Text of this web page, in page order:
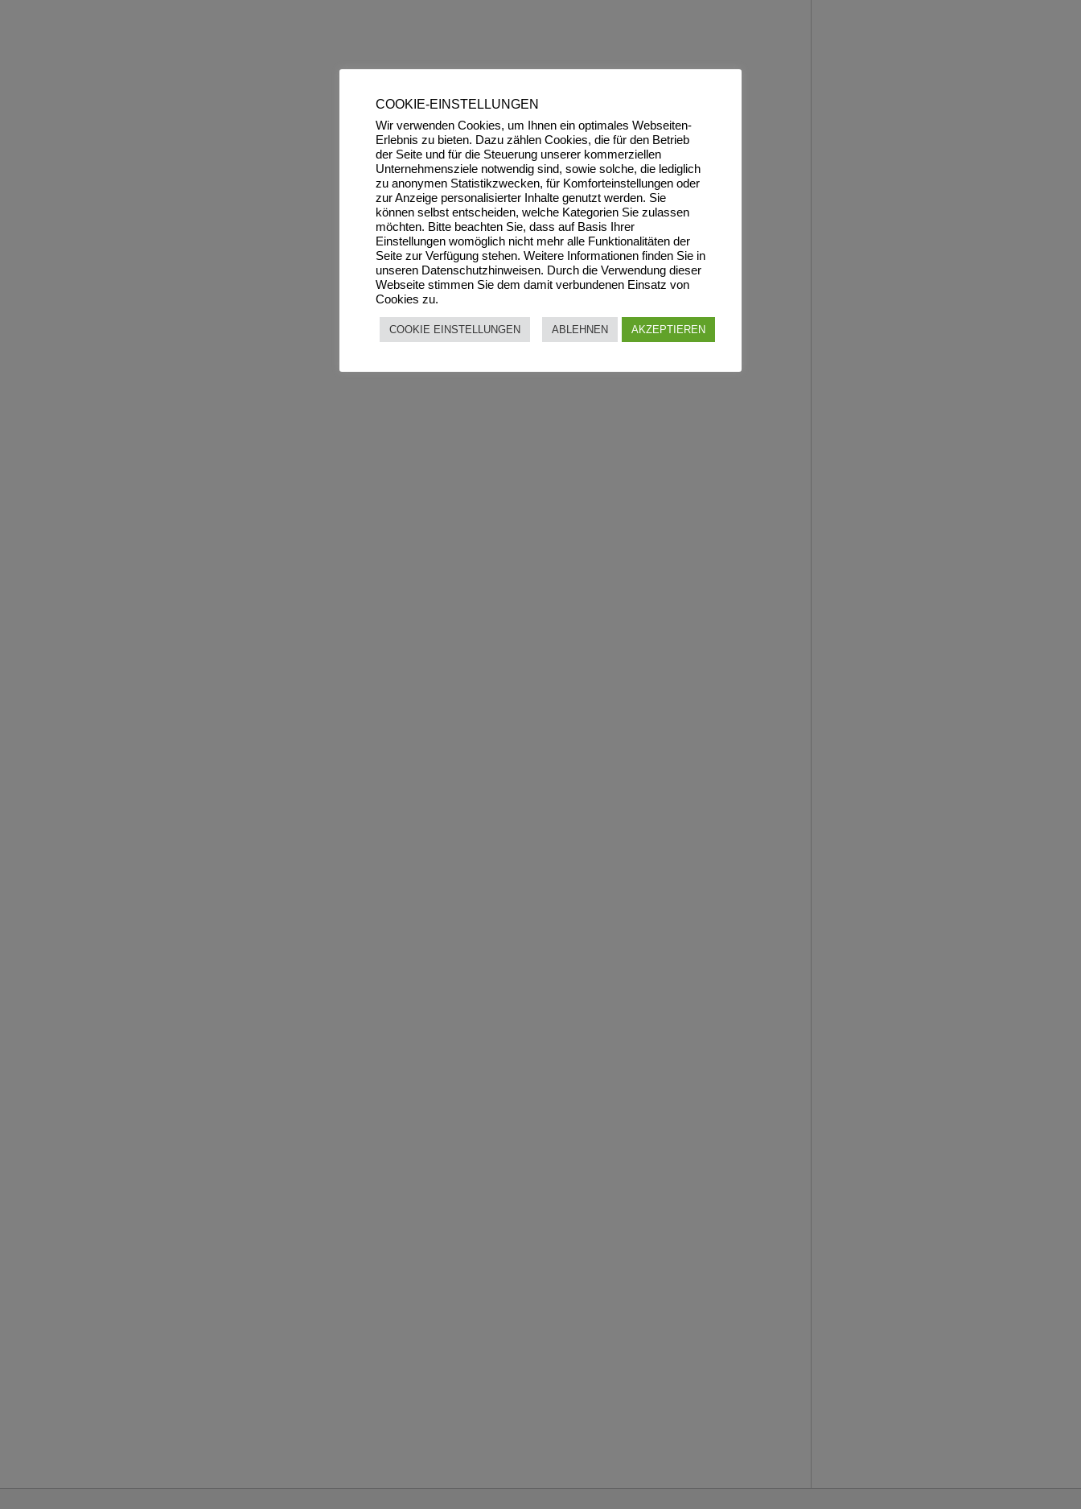
COOKIE-EINSTELLUNGEN
Wir verwenden Cookies, um Ihnen ein optimales Webseiten-
Erlebnis zu bieten. Dazu zählen Cookies, die für den Betrieb
der Seite und für die Steuerung unserer kommerziellen
Unternehmensziele notwendig sind, sowie solche, die lediglich
zu anonymen Statistikzwecken, für Komforteinstellungen oder
zur Anzeige personalisierter Inhalte genutzt werden. Sie
können selbst entscheiden, welche Kategorien Sie zulassen
möchten. Bitte beachten Sie, dass auf Basis Ihrer
Einstellungen womöglich nicht mehr alle Funktionalitäten der
Seite zur Verfügung stehen. Weitere Informationen finden Sie in
unseren Datenschutzhinweisen. Durch die Verwendung dieser
Webseite stimmen Sie dem damit verbundenen Einsatz von
Cookies zu.
COOKIE EINSTELLUNGEN ABLEHNEN AKZEPTIEREN